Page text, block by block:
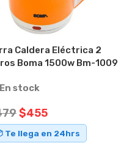
Caldera Eléctrica 2
Boma 1500w Bm-1009
En stock
$455
Te llega en 24hrs